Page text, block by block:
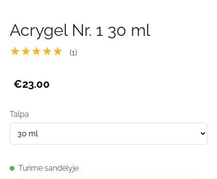
Acrygel Nr. 1 30 ml
★★★★★ (1)
€23.00
Talpa
Turime sandėlyje